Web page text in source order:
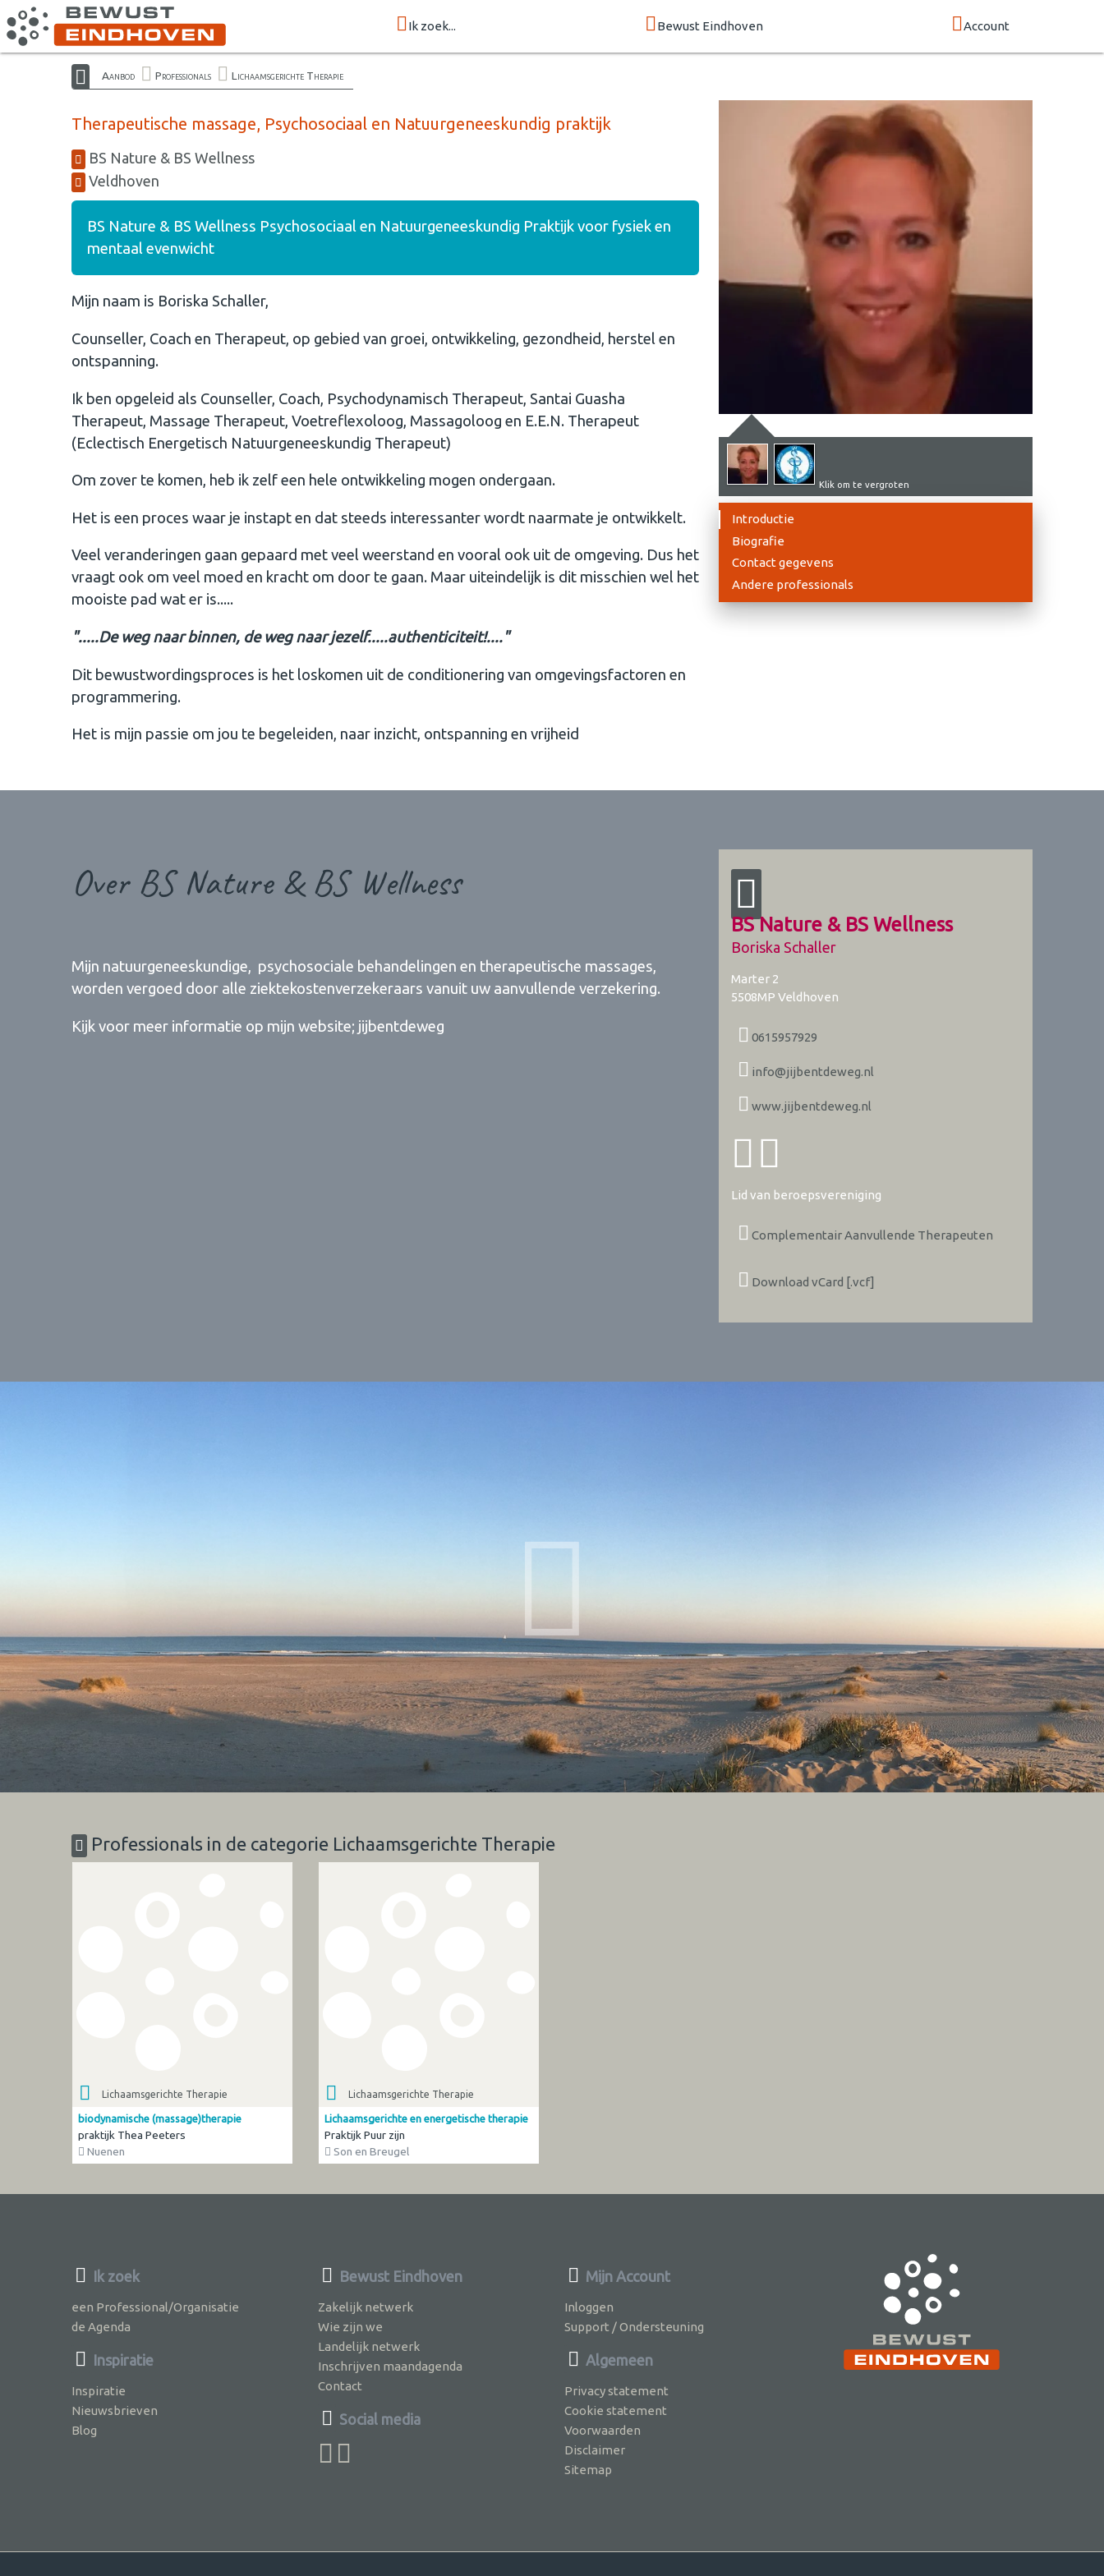
Ik zoek... Bewust Eindhoven Account
Aanbod Professionals Lichaamsgerichte Therapie
Therapeutische massage, Psychosociaal en Natuurgeneeskundig praktijk
BS Nature & BS Wellness
Veldhoven
BS Nature & BS Wellness Psychosociaal en Natuurgeneeskundig Praktijk voor fysiek en
mentaal evenwicht
Mijn naam is Boriska Schaller,
Counseller, Coach en Therapeut, op gebied van groei, ontwikkeling, gezondheid, herstel en
ontspanning.
Ik ben opgeleid als Counseller, Coach, Psychodynamisch Therapeut, Santai Guasha
Therapeut, Massage Therapeut, Voetreflexoloog, Massagoloog en E.E.N. Therapeut
(Eclectisch Energetisch Natuurgeneeskundig Therapeut)
Om zover te komen, heb ik zelf een hele ontwikkeling mogen ondergaan.
Het is een proces waar je instapt en dat steeds interessanter wordt naarmate je ontwikkelt.
Veel veranderingen gaan gepaard met veel weerstand en vooral ook uit de omgeving. Dus het
vraagt ook om veel moed en kracht om door te gaan. Maar uiteindelijk is dit misschien wel het
mooiste pad wat er is.....
".....De weg naar binnen, de weg naar jezelf.....authenticiteit!...."
Dit bewustwordingsproces is het loskomen uit de conditionering van omgevingsfactoren en
programmering.
Het is mijn passie om jou te begeleiden, naar inzicht, ontspanning en vrijheid
Klik om te vergroten
Introductie
Biografie
Contact gegevens
Andere professionals
Over BS Nature & BS Wellness
Mijn natuurgeneeskundige, psychosociale behandelingen en therapeutische massages,
worden vergoed door alle ziektekostenverzekeraars vanuit uw aanvullende verzekering.
Kijk voor meer informatie op mijn website; jijbentdeweg
BS Nature & BS Wellness
Boriska Schaller
Marter 2
5508MP Veldhoven
0615957929
info@jijbentdeweg.nl
www.jijbentdeweg.nl
Lid van beroepsvereniging
Complementair Aanvullende Therapeuten
Download vCard [.vcf]
Professionals in de categorie Lichaamsgerichte Therapie
Lichaamsgerichte Therapie
biodynamische (massage)therapie
praktijk Thea Peeters
Nuenen
Lichaamsgerichte Therapie
Lichaamsgerichte en energetische therapie
Praktijk Puur zijn
Son en Breugel
Ik zoek
een Professional/Organisatie
de Agenda
Inspiratie
Inspiratie
Nieuwsbrieven
Blog
Bewust Eindhoven
Zakelijk netwerk
Wie zijn we
Landelijk netwerk
Inschrijven maandagenda
Contact
Social media
Mijn Account
Inloggen
Support / Ondersteuning
Algemeen
Privacy statement
Cookie statement
Voorwaarden
Disclaimer
Sitemap